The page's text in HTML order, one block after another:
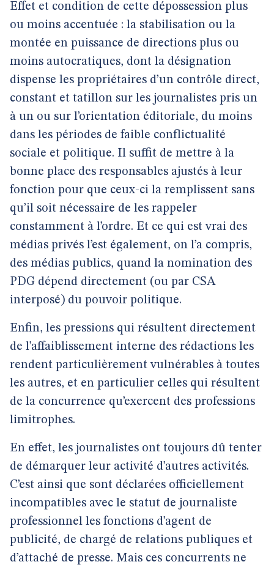
Effet et condition de cette dépossession plus
ou moins accentuée : la stabilisation ou la
montée en puissance de directions plus ou
moins autocratiques, dont la désignation
dispense les propriétaires d’un contrôle direct,
constant et tatillon sur les journalistes pris un
à un ou sur l’orientation éditoriale, du moins
dans les périodes de faible conflictualité
sociale et politique. Il suffit de mettre à la
bonne place des responsables ajustés à leur
fonction pour que ceux-ci la remplissent sans
qu’il soit nécessaire de les rappeler
constamment à l’ordre. Et ce qui est vrai des
médias privés l’est également, on l’a compris,
des médias publics, quand la nomination des
PDG dépend directement (ou par CSA
interposé) du pouvoir politique.
Enfin, les pressions qui résultent directement
de l’affaiblissement interne des rédactions les
rendent particulièrement vulnérables à toutes
les autres, et en particulier celles qui résultent
de la concurrence qu’exercent des professions
limitrophes.
En effet, les journalistes ont toujours dû tenter
de démarquer leur activité d’autres activités.
C’est ainsi que sont déclarées officiellement
incompatibles avec le statut de journaliste
professionnel les fonctions d’agent de
publicité, de chargé de relations publiques et
d’attaché de presse. Mais ces concurrents ne